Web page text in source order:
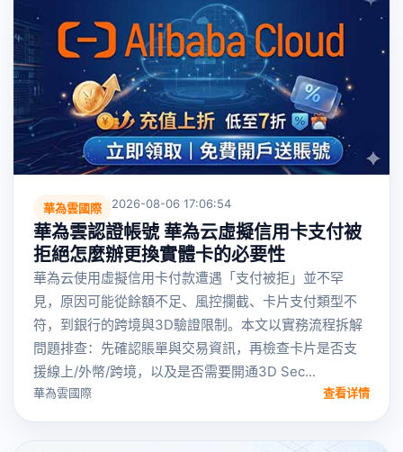
華為雲國際 2026-08-06 17:06:54
華為雲認證帳號 華為云虛擬信用卡支付被
拒絕怎麼辦更換實體卡的必要性
華為云使用虛擬信用卡付款遭遇「支付被拒」並不罕
見，原因可能從餘額不足、風控攔截、卡片支付類型不
符，到銀行的跨境與3D驗證限制。本文以實務流程拆解
問題排查：先確認賬單與交易資訊，再檢查卡片是否支
援線上/外幣/跨境，以及是否需要開通3D Sec...
華為雲國際 查看详情